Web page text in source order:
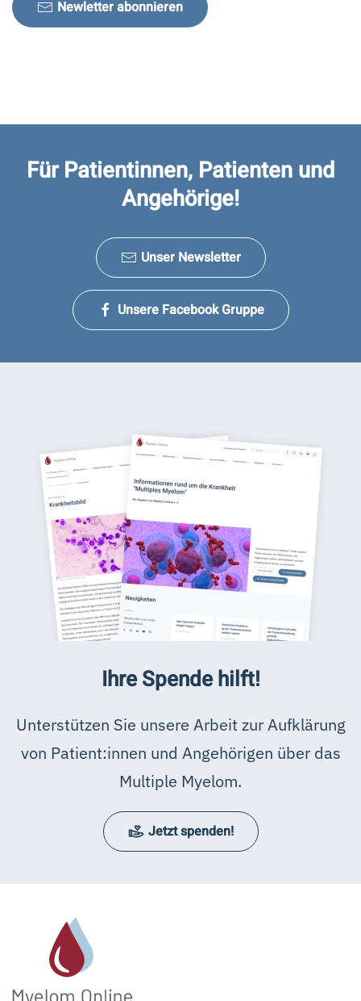
Newletter abonnieren
Für Patientinnen, Patienten und
Angehörige!
Unser Newsletter
Unsere Facebook Gruppe
Ihre Spende hilft!
Unterstützen Sie unsere Arbeit zur Aufklärung
von Patient:innen und Angehörigen über das
Multiple Myelom.
Jetzt spenden!